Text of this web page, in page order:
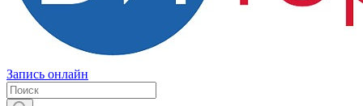
Запись онлайн